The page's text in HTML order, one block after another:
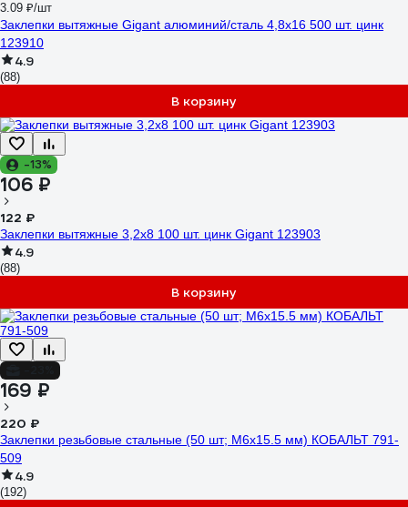
3.09 ₽/шт
Заклепки вытяжные Gigant алюминий/сталь 4,8x16 500 шт. цинк
123910
4.9
(88)
В корзину
-13%
106 ₽
122 ₽
Заклепки вытяжные 3,2x8 100 шт. цинк Gigant 123903
4.9
(88)
В корзину
169 ₽
220 ₽
Заклепки резьбовые стальные (50 шт; M6х15.5 мм) КОБАЛЬТ 791-
509
4.9
(192)